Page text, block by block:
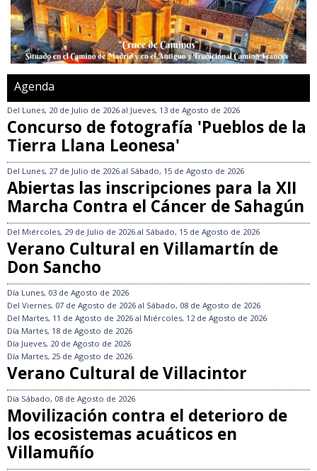
Agenda
Del Lunes, 20 de Julio de 2026 al Jueves, 13 de Agosto de 2026
Concurso de fotografía 'Pueblos de la
Tierra Llana Leonesa'
Del Lunes, 27 de Julio de 2026 al Sábado, 15 de Agosto de 2026
Abiertas las inscripciones para la XII
Marcha Contra el Cáncer de Sahagún
Del Miércoles, 29 de Julio de 2026 al Sábado, 15 de Agosto de 2026
Verano Cultural en Villamartín de
Don Sancho
Día Lunes, 03 de Agosto de 2026
Del Viernes, 07 de Agosto de 2026 al Sábado, 08 de Agosto de 2026
Del Martes, 11 de Agosto de 2026 al Miércoles, 12 de Agosto de 2026
Día Martes, 18 de Agosto de 2026
Día Jueves, 20 de Agosto de 2026
Día Martes, 25 de Agosto de 2026
Verano Cultural de Villacintor
Día Sábado, 08 de Agosto de 2026
Movilización contra el deterioro de
los ecosistemas acuáticos en
Villamuñío